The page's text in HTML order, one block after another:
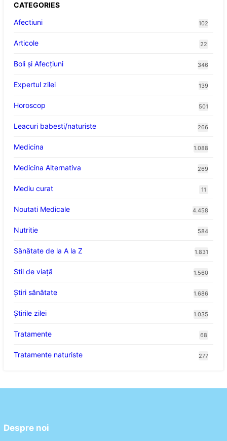
CATEGORIES
Afectiuni
102
Articole 22
Boli și Afecțiuni 346
Expertul zilei 139
Horoscop 501
Leacuri babesti/naturiste 266
Medicina 1.088
Medicina Alternativa 269
Mediu curat 11
Noutati Medicale 4.458
Nutritie 584
Sănătate de la A la Z 1.831
Stil de viaţă 1.560
Ştiri sănătate 1.686
Știrile zilei 1.035
Tratamente 68
Tratamente naturiste 277
Despre noi